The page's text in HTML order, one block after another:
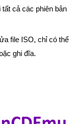
cả các phiên bản
file ISO, chỉ có thể
ghi đĩa.